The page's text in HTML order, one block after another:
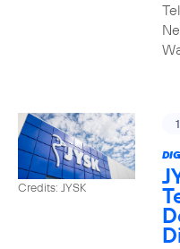
Credits: JYSK